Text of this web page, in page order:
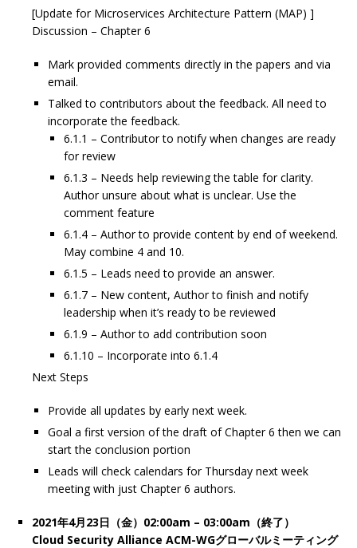
[Update for Microservices Architecture Pattern (MAP) ]
Discussion – Chapter 6
Mark provided comments directly in the papers and via
email.
Talked to contributors about the feedback. All need to
incorporate the feedback.
6.1.1 – Contributor to notify when changes are ready
for review
6.1.3 – Needs help reviewing the table for clarity.
Author unsure about what is unclear. Use the
comment feature
6.1.4 – Author to provide content by end of weekend.
May combine 4 and 10.
6.1.5 – Leads need to provide an answer.
6.1.7 – New content, Author to finish and notify
leadership when it’s ready to be reviewed
6.1.9 – Author to add contribution soon
6.1.10 – Incorporate into 6.1.4
Next Steps
Provide all updates by early next week.
Goal a first version of the draft of Chapter 6 then we can
start the conclusion portion
Leads will check calendars for Thursday next week
meeting with just Chapter 6 authors.
2021年4月23日（金）02:00am – 03:00am（終了）
Cloud Security Alliance ACM-WGグローバルミーティング